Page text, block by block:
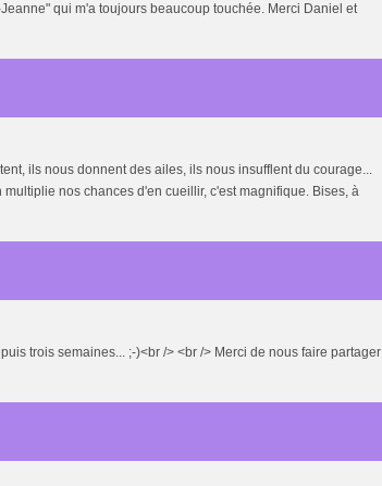
qui m'a toujours beaucoup touchée. Merci Daniel et
ils nous donnent des ailes, ils nous insufflent du courage...
nos chances d'en cueillir, c'est magnifique. Bises, à
trois semaines... ;-)<br /> <br /> Merci de nous faire partager